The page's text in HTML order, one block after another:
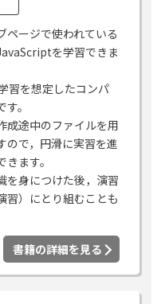
ページで使われている
を学習できま
習を想定したコンパ
。
成途中のファイルを用
ので，円滑に実習を進
ます。
を身につけた後，演習
習）にとり組むことも
書籍の詳細を見る